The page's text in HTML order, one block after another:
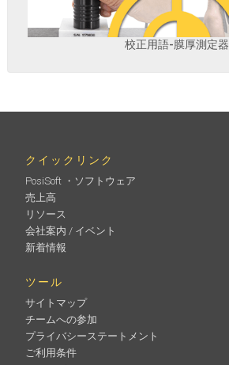
校正用語-膜厚測定器
クイックリンク
PosiSoft ・ソフトウェア
売上高
リソース
会社案内 / イベント
新着情報
ツール
サイトマップ
チームへの参加
プライバシーステートメント
ご利用条件